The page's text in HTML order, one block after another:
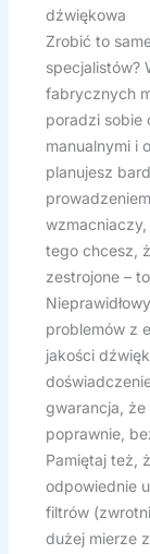
dźwiękowa
Zrobić to
specjalistów?
fabrycznych
poradzi sobie
manualnymi i
planujesz
tego chcesz,
zestrojone –
problemów z
jakości
gwarancja, że
poprawnie,
Pamiętaj też,
odpowiednie
filtrów
dużej mierze